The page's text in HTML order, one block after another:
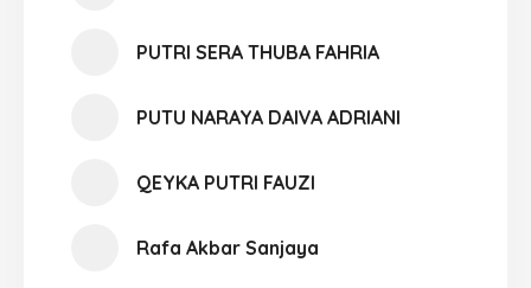
PUTRI SERA THUBA FAHRIA
PUTU NARAYA DAIVA ADRIANI
QEYKA PUTRI FAUZI
Rafa Akbar Sanjaya